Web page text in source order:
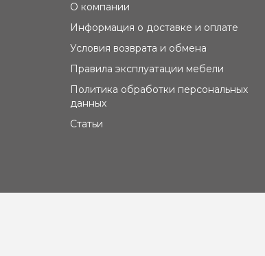
О компании
Информация о доставке и оплате
Условия возврата и обмена
Правила эксплуатации мебели
Политика обработки персональных
данных
Статьи